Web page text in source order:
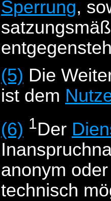
Sperrung,
(5) Die
ist dem
(6) 1Der
anonym
technisch